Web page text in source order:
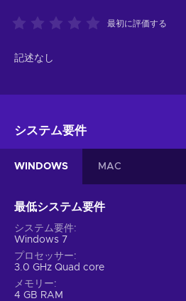
最初に評価する
記述なし
システム要件
WINDOWS MAC
最低システム要件
システム要件
Windows 7
プロセッサー
3.0 GHz Quad core
メモリー
4 GB RAM